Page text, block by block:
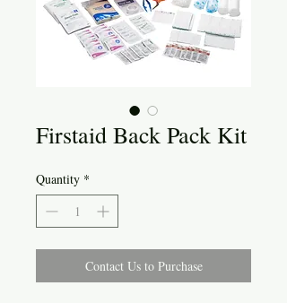
Firstaid Back Pack Kit
Quantity *
Contact Us to Purchase